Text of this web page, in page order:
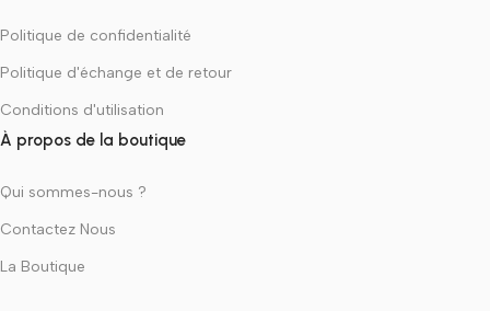
Politique de confidentialité
Politique d'échange et de retour
Conditions d'utilisation
À propos de la boutique
Qui sommes-nous ?
Contactez Nous
La Boutique